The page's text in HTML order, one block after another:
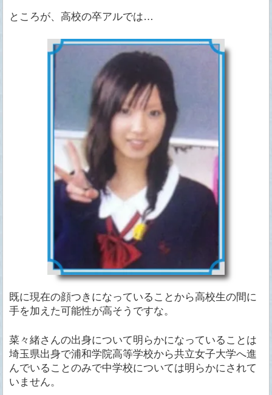
ところが、高校の卒アルでは…
既に現在の顔つきになっていることから高校生の間に
手を加えた可能性が高そうですな。
菜々緒さんの出身について明らかになっていることは
埼玉県出身で浦和学院高等学校から共立女子大学へ進
んでいることのみで中学校については明らかにされて
いません。